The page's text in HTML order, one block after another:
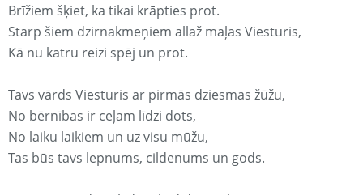
Brīžiem šķiet, ka tikai krāpties prot.
Starp šiem dzirnakmeņiem allaž maļas Viesturis,
Kā nu katru reizi spēj un prot.
Tavs vārds Viesturis ar pirmās dziesmas žūžu,
No bērnības ir ceļam līdzi dots,
No laiku laikiem un uz visu mūžu,
Tas būs tavs lepnums, cildenums un gods.